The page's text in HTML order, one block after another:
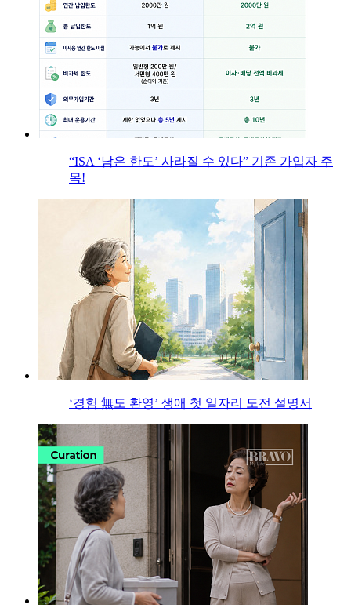
“ISA ‘남은 한도’ 사라질 수 있다” 기존 가입자 주
목!
‘경험 無도 환영’ 생애 첫 일자리 도전 설명서